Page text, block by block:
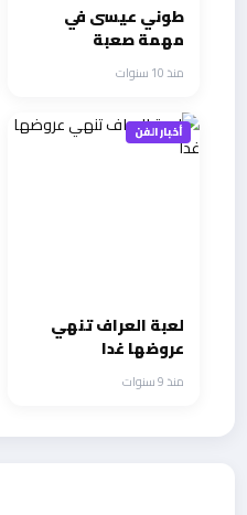
طوني عيسى في
مهمة صعبة
منذ 10 سنوات
أخبار الفن
لعبة العراف تنهي
عروضها غدا
منذ 9 سنوات